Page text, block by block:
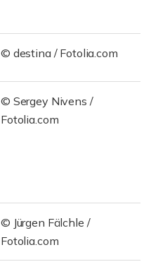
© destina / Fotolia.com
© Sergey Nivens /
Fotolia.com
© Jürgen Fälchle /
Fotolia.com